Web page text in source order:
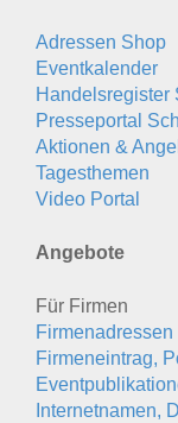
Adressen Shop
Eventkalender
Handelsregister
Presseportal
Aktionen &
Tagesthemen
Video Portal
Angebote
Für Firmen
Firmenadressen
Firmeneintrag,
Internetnamen,